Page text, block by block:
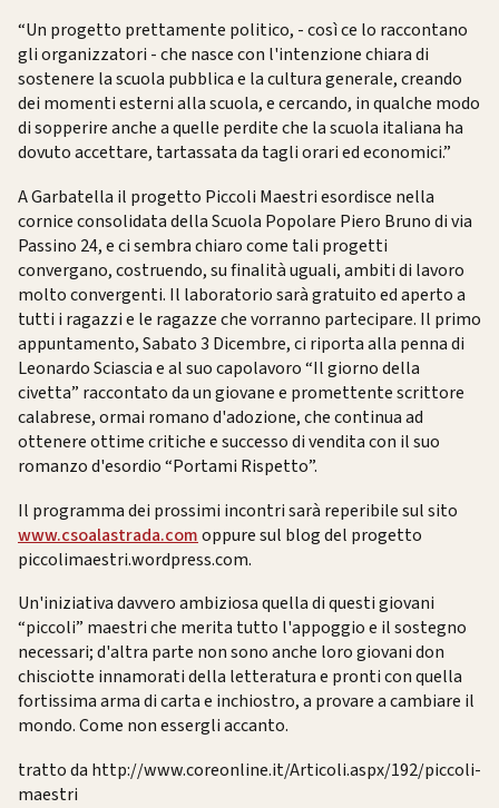
“Un progetto prettamente politico, - così ce lo raccontano
gli organizzatori - che nasce con l'intenzione chiara di
sostenere la scuola pubblica e la cultura generale, creando
dei momenti esterni alla scuola, e cercando, in qualche modo
di sopperire anche a quelle perdite che la scuola italiana ha
dovuto accettare, tartassata da tagli orari ed economici.”
A Garbatella il progetto Piccoli Maestri esordisce nella
cornice consolidata della Scuola Popolare Piero Bruno di via
Passino 24, e ci sembra chiaro come tali progetti
convergano, costruendo, su finalità uguali, ambiti di lavoro
molto convergenti. Il laboratorio sarà gratuito ed aperto a
tutti i ragazzi e le ragazze che vorranno partecipare. Il primo
appuntamento, Sabato 3 Dicembre, ci riporta alla penna di
Leonardo Sciascia e al suo capolavoro “Il giorno della
civetta” raccontato da un giovane e promettente scrittore
calabrese, ormai romano d'adozione, che continua ad
ottenere ottime critiche e successo di vendita con il suo
romanzo d'esordio “Portami Rispetto”.
Il programma dei prossimi incontri sarà reperibile sul sito
www.csoalastrada.comoppure sul blog del progetto
piccolimaestri.wordpress.com.
Un'iniziativa davvero ambiziosa quella di questi giovani
“piccoli” maestri che merita tutto l'appoggio e il sostegno
necessari; d'altra parte non sono anche loro giovani don
chisciotte innamorati della letteratura e pronti con quella
fortissima arma di carta e inchiostro, a provare a cambiare il
mondo. Come non essergli accanto.
tratto da http://www.coreonline.it/Articoli.aspx/192/piccoli-
maestri